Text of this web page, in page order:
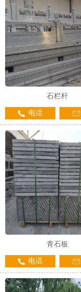
石栏杆
电话
青石板
电话